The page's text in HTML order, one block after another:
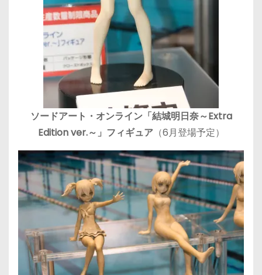
ソードアート・オンライン「結城明日奈～Extra
Edition ver.～」フィギュア（6月登場予定）